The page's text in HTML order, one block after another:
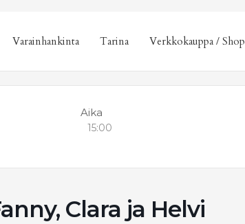
Varainhankinta Tarina Verkkokauppa / Shop
Aika
15:00
Clara ja Helvi